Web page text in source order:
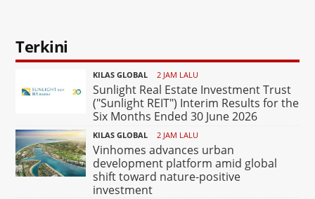
Terkini
KILAS GLOBAL 2 JAM LALU
Sunlight Real Estate Investment Trust
("Sunlight REIT") Interim Results for the
Six Months Ended 30 June 2026
KILAS GLOBAL 2 JAM LALU
Vinhomes advances urban
development platform amid global
shift toward nature-positive
investment